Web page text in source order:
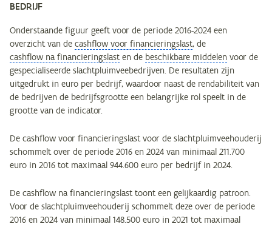
BEDRIJF
Onderstaande figuur geeft voor de periode 2016-2024 een
overzicht van de cashflow voor financieringslast, de
cashflow na financieringslasten de beschikbare middelen voor de
gespecialiseerde slachtpluimveebedrijven. De resultaten zijn
uitgedrukt in euro per bedrijf, waardoor naast de rendabiliteit van
de bedrijven de bedrijfsgrootte een belangrijke rol speelt in de
grootte van de indicator.
De cashflow voor financieringslast voor de slachtpluimveehouderij
schommelt over de periode 2016 en 2024 van minimaal 211.700
euro in 2016 tot maximaal 944.600 euro per bedrijf in 2024.
De cashflow na financieringslast toont een gelijkaardig patroon.
Voor de slachtpluimveehouderij schommelt deze over de periode
2016 en 2024 van minimaal 148.500 euro in 2021 tot maximaal